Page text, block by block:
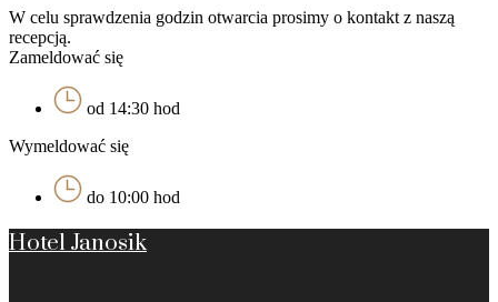
W celu sprawdzenia godzin otwarcia prosimy o kontakt z naszą
recepcją.
Zameldować się
od 14:30 hod
Wymeldować się
do 10:00 hod
Hotel Janosik